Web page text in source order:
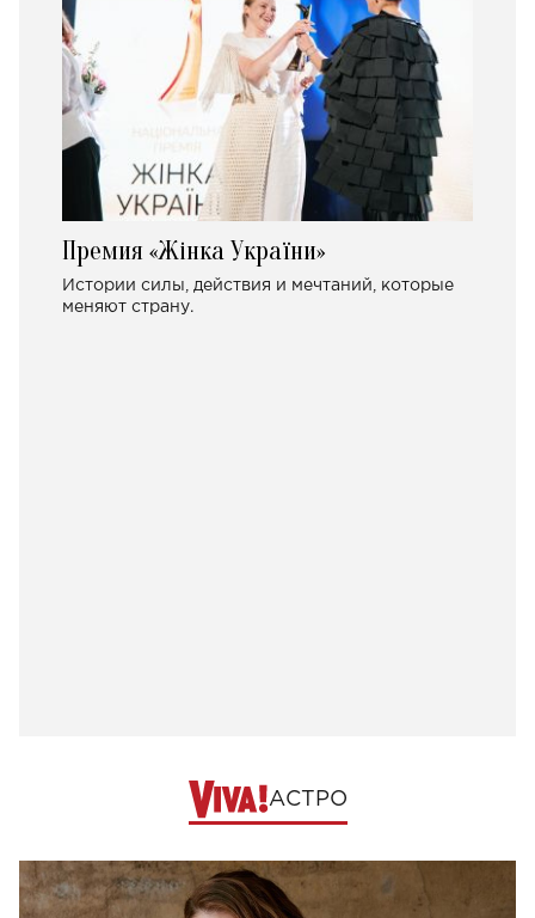
Премия «Жінка України»
Истории силы, действия и мечтаний, которые
меняют страну.
АСТРО